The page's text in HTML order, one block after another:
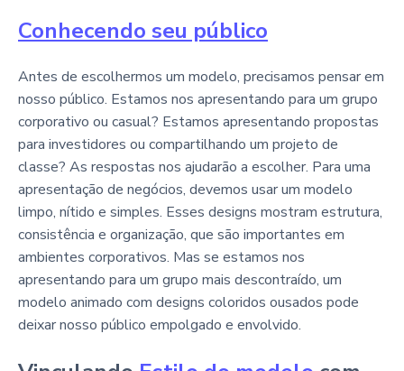
Conhecendo seu público
Antes de escolhermos um modelo, precisamos pensar em
nosso público. Estamos nos apresentando para um grupo
corporativo ou casual? Estamos apresentando propostas
para investidores ou compartilhando um projeto de
classe? As respostas nos ajudarão a escolher. Para uma
apresentação de negócios, devemos usar um modelo
limpo, nítido e simples. Esses designs mostram estrutura,
consistência e organização, que são importantes em
ambientes corporativos. Mas se estamos nos
apresentando para um grupo mais descontraído, um
modelo animado com designs coloridos ousados pode
deixar nosso público empolgado e envolvido.